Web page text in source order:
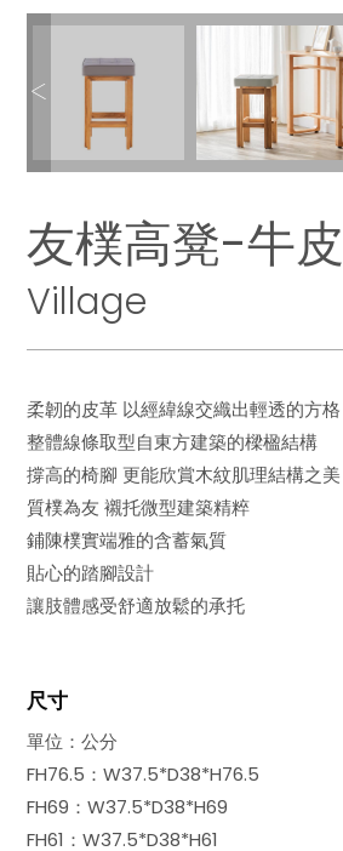
友樸高凳-牛皮
Village
柔韌的皮革 以經緯線交織出輕透的方格
整體線條取型自東方建築的樑楹結構
撐高的椅腳 更能欣賞木紋肌理結構之美
質樸為友 襯托微型建築精粹
鋪陳樸實端雅的含蓄氣質
貼心的踏腳設計
讓肢體感受舒適放鬆的承托
尺寸
單位：公分
FH76.5：W37.5*D38*H76.5
FH69：W37.5*D38*H69
FH61：W37.5*D38*H61